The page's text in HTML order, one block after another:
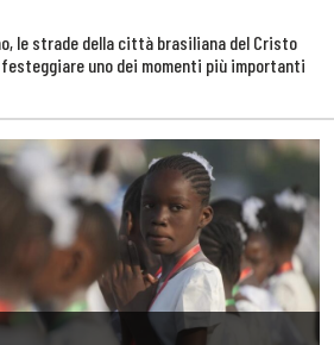
le strade della città brasiliana del Cristo
uno dei momenti più importanti